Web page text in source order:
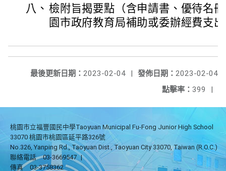
八、 檢附旨揭要點（含申請書、優待名
園市政府教育局補助或委辦經費支
發佈日期： 2023-02-04
最後更新日期： 2023-02-04
|
點擊率： 399 |
桃園市立福豐國民中學Taoyuan Municipal Fu-Fong Junior High School
33070 桃園市桃園區延平路326號
No.326, Yanping Rd., Taoyuan Dist., Taoyuan City 33070, Taiwan (R.O.C.)
聯絡電話
03-3669547 |
傳真
03-3758362